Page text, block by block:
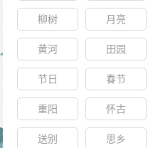
柳树 月亮
黄河 田园
节日 春节
重阳 怀古
送别 思乡